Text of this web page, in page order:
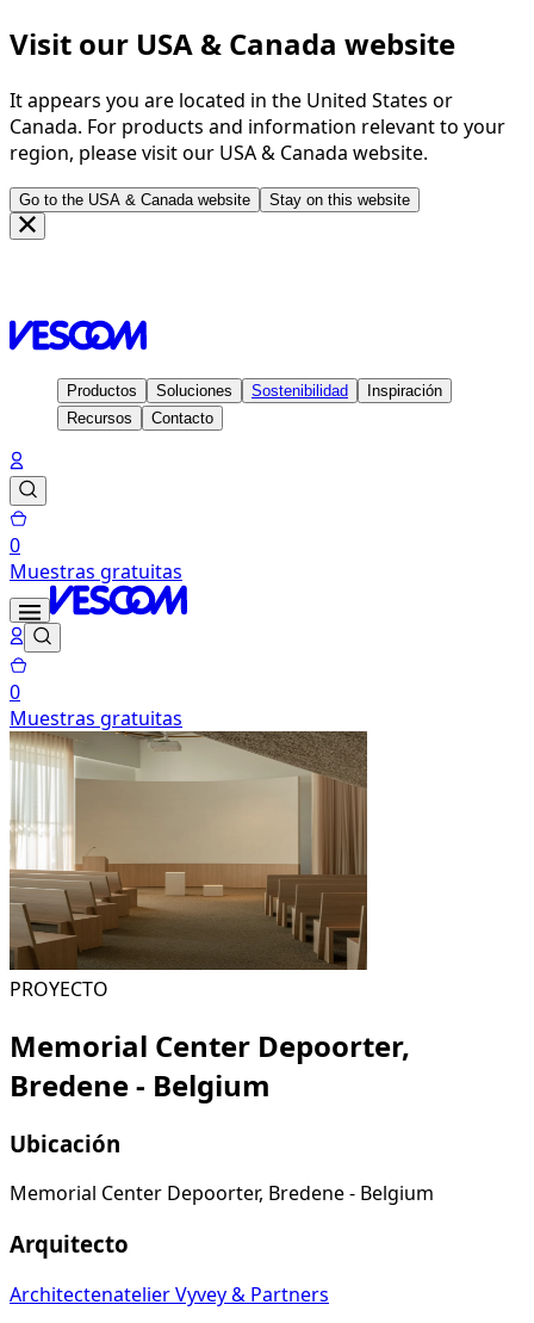
Visit our USA & Canada website
It appears you are located in the United States or
Canada. For products and information relevant to your
region, please visit our USA & Canada website.
Go to the USA & Canada website Stay on this website
Página de inicio
Productos Soluciones Sostenibilidad
Inspiración
Recursos
Contacto
0
Muestras gratuitas
0
Muestras gratuitas
PROYECTO
Memorial Center Depoorter,
Bredene - Belgium
Ubicación
Memorial Center Depoorter, Bredene - Belgium
Arquitecto
Architectenatelier Vyvey & Partners